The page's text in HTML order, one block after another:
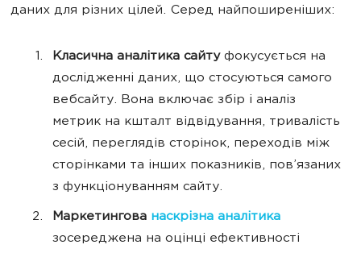
даних для різних цілей. Серед найпоширеніших:
Класична аналітика сайтуфокусується на
дослідженні даних, що стосуються самого
вебсайту. Вона включає збір і аналіз
метрик на кшталт відвідування, тривалість
сесій, переглядів сторінок, переходів між
сторінками та інших показників, пов’язаних
з функціонуванням сайту.
Маркетингова наскрізна аналітика
зосереджена на оцінці ефективності